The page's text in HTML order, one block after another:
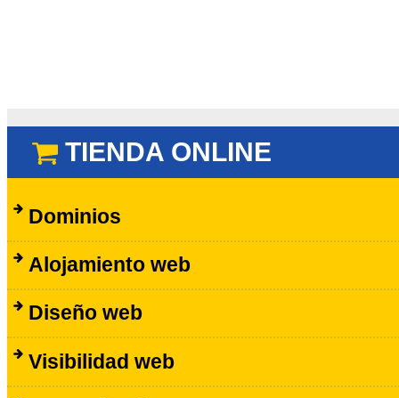
TIENDA ONLINE
Dominios
Alojamiento web
Diseño web
Visibilidad web